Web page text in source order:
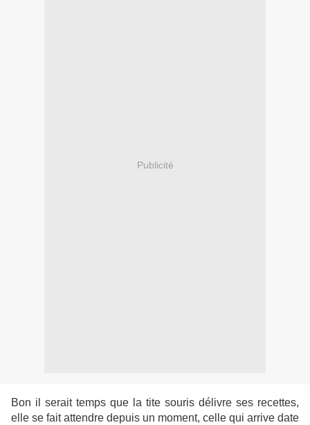
Publicité
Bon il serait temps que la tite souris délivre ses recettes,
elle se fait attendre depuis un moment, celle qui arrive date